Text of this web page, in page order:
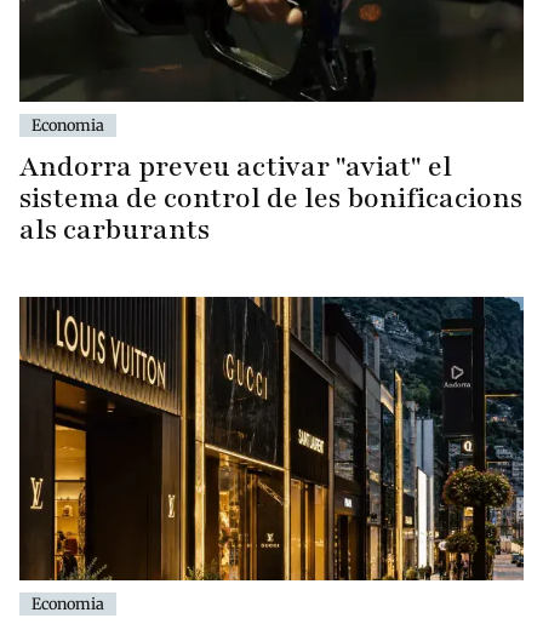
Economia
Andorra preveu activar "aviat" el
sistema de control de les bonificacions
als carburants
Economia